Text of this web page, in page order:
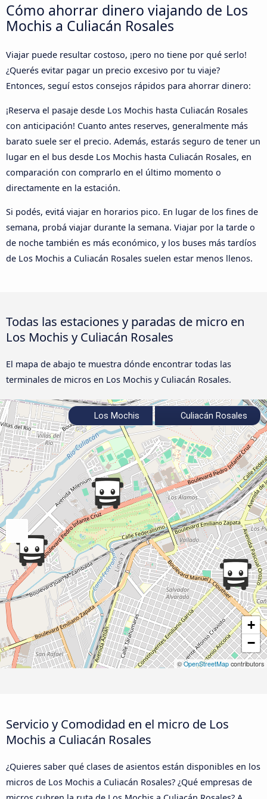
Cómo ahorrar dinero viajando de Los
Mochis a Culiacán Rosales
Viajar puede resultar costoso, ¡pero no tiene por qué serlo!
¿Querés evitar pagar un precio excesivo por tu viaje?
Entonces, seguí estos consejos rápidos para ahorrar dinero:
¡Reserva el pasaje desde Los Mochis hasta Culiacán Rosales
con anticipación! Cuanto antes reserves, generalmente más
barato suele ser el precio. Además, estarás seguro de tener un
lugar en el bus desde Los Mochis hasta Culiacán Rosales, en
comparación con comprarlo en el último momento o
directamente en la estación.
Si podés, evitá viajar en horarios pico. En lugar de los fines de
semana, probá viajar durante la semana. Viajar por la tarde o
de noche también es más económico, y los buses más tardíos
de Los Mochis a Culiacán Rosales suelen estar menos llenos.
Todas las estaciones y paradas de micro en
Los Mochis y Culiacán Rosales
El mapa de abajo te muestra dónde encontrar todas las
terminales de micros en Los Mochis y Culiacán Rosales.
+
−
©OpenStreetMap contributors
Los Mochis Culiacán Rosales
Servicio y Comodidad en el micro de Los
Mochis a Culiacán Rosales
¿Quieres saber qué clases de asientos están disponibles en los
micros de Los Mochis a Culiacán Rosales? ¿Qué empresas de